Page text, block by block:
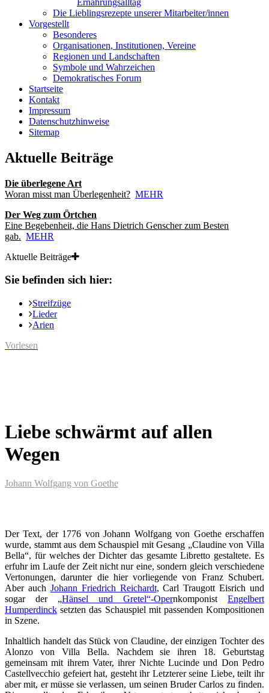
Die Lieblingsrezepte unserer Mitarbeiter/innen
Vorgestellt
Besonderes
Organisationen, Institutionen, Vereine
Regionen und Landschaften
Symbole und Wahrzeichen
Demokratisches Forum
Startseite
Kontakt
Impressum
Datenschutzhinweise
Sitemap
Aktuelle Beiträge
Die überlegene Art
Woran misst man Überlegenheit? MEHR
Der Weg zum Örtchen
Eine Begebenheit, die Hans Dietrich Genscher zum Besten
gab. MEHR
Aktuelle Beiträge
Sie befinden sich hier:
Streifzüge
Lieder
Arien
Vorlesen
Liebe schwärmt auf allen
Wegen
Johann Wolfgang von Goethe
Der Text, der 1776 von Johann Wolfgang von Goethe erschaffen
wurde, stammt aus dem Schauspiel mit Gesang „Claudine von Villa
Bella“, für welches der Dichter das gesamte Libretto gestaltete. Es
erfuhr im Laufe der Zeit nicht nur eine, sondern gleich verschiedene
Vertonungen, darunter die hier vorliegende von Franz Schubert.
Aber auch Johann Friedrich Reichardt, Carl Traugott Eisrich und
sogar der „Hänsel und Gretel“-Opernkomponist Engelbert
Humperdinck setzten das Schauspiel mit passenden Kompositionen
in Szene.
Inhaltlich handelt das Stück von Claudine, der einzigen Tochter des
Alonzo von Villa Bella. Nachdem sie ihren 18. Geburtstag
gemeinsam mit ihrem Vater, ihrer Nichte Lucinde und Don Pedro
Castellvecchio gefeiert hat, gesteht ihr Letzterer seine Liebe, teilt ihr
aber mit, er müsse sie verlassen, um seinen Bruder Carlos zu finden.